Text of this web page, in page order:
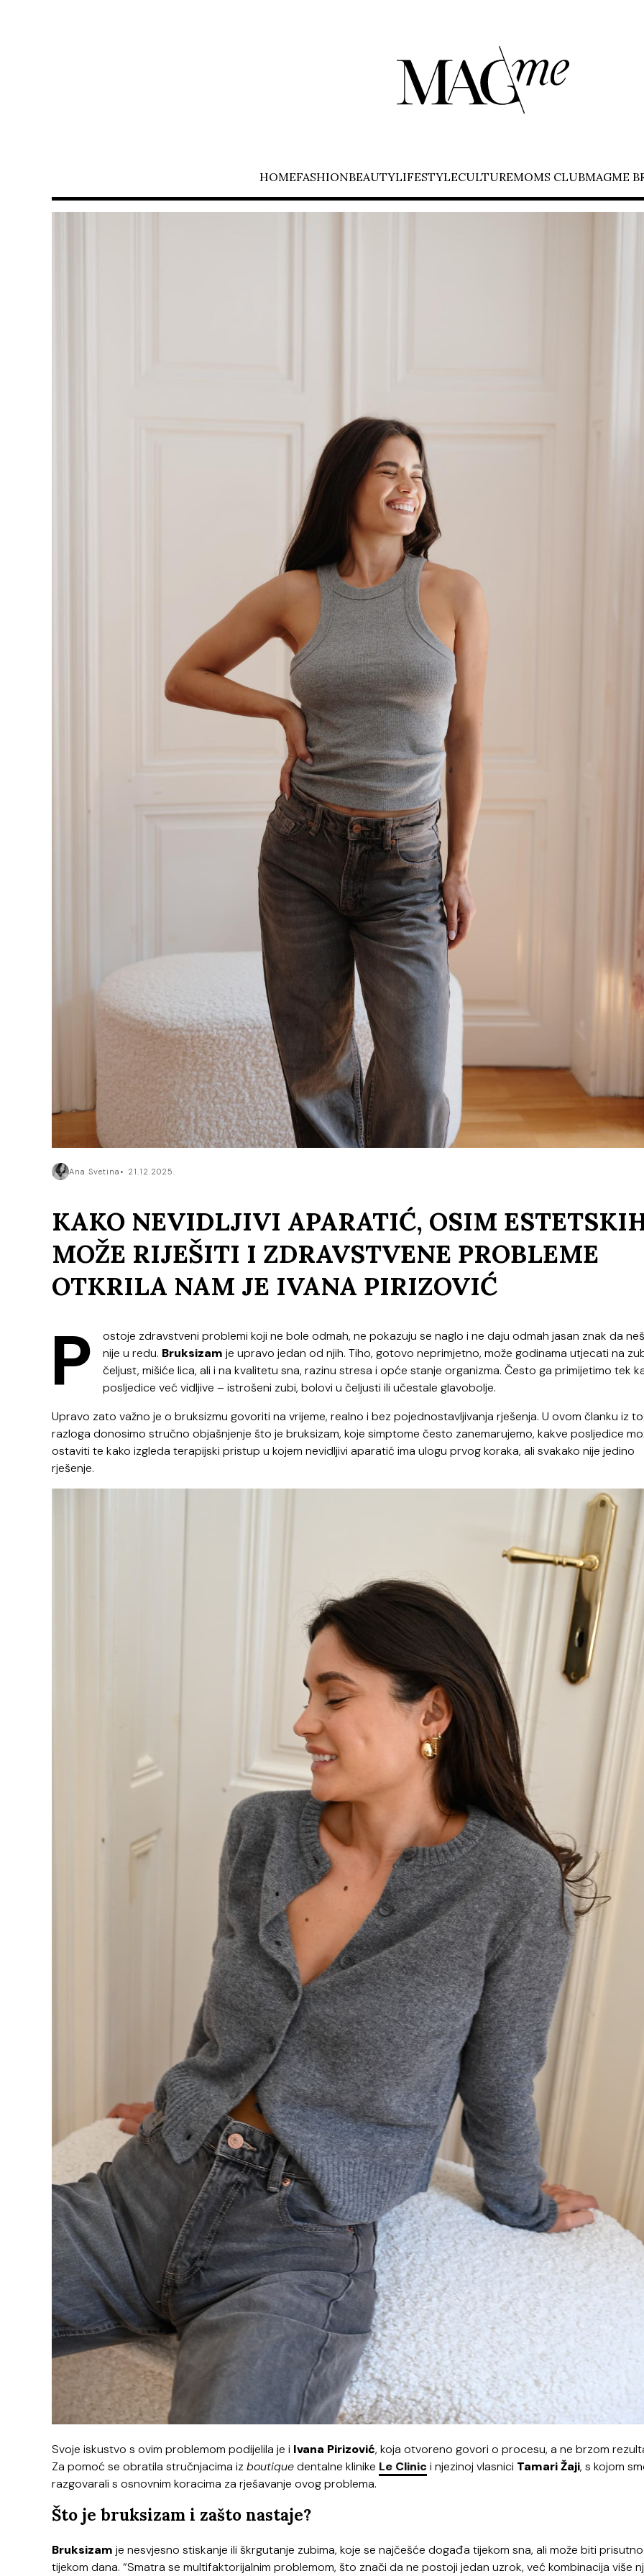
HOMEFASHIONBEAUTYLIFESTYLECULTUREMOMS CLUBMAGME
Ana Svetina 21.12.2025.
KAKO NEVIDLJIVI APARATIĆ, OSIM
MOŽE RIJEŠITI I ZDRAVSTVENE PROBLEME
OTKRILA NAM JE IVANA PIRIZOVIĆ
P
ostoje zdravstveni problemi koji ne bole odmah, ne pokazuju se naglo i ne daju odmah jasan znak da
nije u redu. Bruksizam je upravo jedan od njih. Tiho, gotovo neprimjetno, može godinama utjecati na
čeljust, mišiće lica, ali i na kvalitetu sna, razinu stresa i opće stanje organizma. Često ga primijetimo tek
posljedice već vidljive – istrošeni zubi, bolovi u čeljusti ili učestale glavobolje.
Upravo zato važno je o bruksizmu govoriti na vrijeme, realno i bez pojednostavljivanja rješenja. U ovom članku iz
razloga donosimo stručno objašnjenje što je bruksizam, koje simptome često zanemarujemo, kakve posljedice
ostaviti te kako izgleda terapijski pristup u kojem nevidljivi aparatić ima ulogu prvog koraka, ali svakako nije jedino
rješenje.
Svoje iskustvo s ovim problemom podijelila je i Ivana Pirizović, koja otvoreno govori o procesu, a ne brzom
Za pomoć se obratila stručnjacima iz boutiquedentalne klinike Le Clinic i njezinoj vlasnici Tamari Žaji, s kojom
razgovarali s osnovnim koracima za rješavanje ovog problema.
Što je bruksizam i zašto nastaje?
Bruksizam je nesvjesno stiskanje ili škrgutanje zubima, koje se najčešće događa tijekom sna, ali može biti
tijekom dana. “Smatra se multifaktorijalnim problemom, što znači da ne postoji jedan uzrok, već kombinacija više